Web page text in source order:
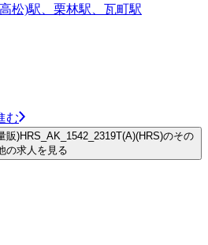
松)駅、栗林駅、瓦町駅
む
販)HRS_AK_1542_2319T(A)(HRS)のその
の求人を見る